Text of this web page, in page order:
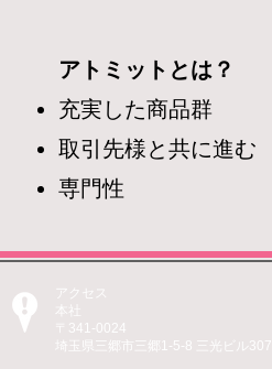
アトミットとは？
充実した商品群
取引先様と共に進む
専門性​
アクセス
〒341-0024
​埼玉県三郷市三郷1-5-8 三光ビル307